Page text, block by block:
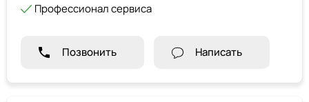
Профессионал сервиса
Позвонить Написать